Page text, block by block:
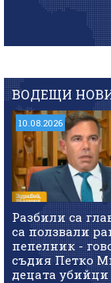
ВОДЕЩИ
10.08.2026
Разбили са
са ползвали
пепелник -
съдия Петко
децата убийци